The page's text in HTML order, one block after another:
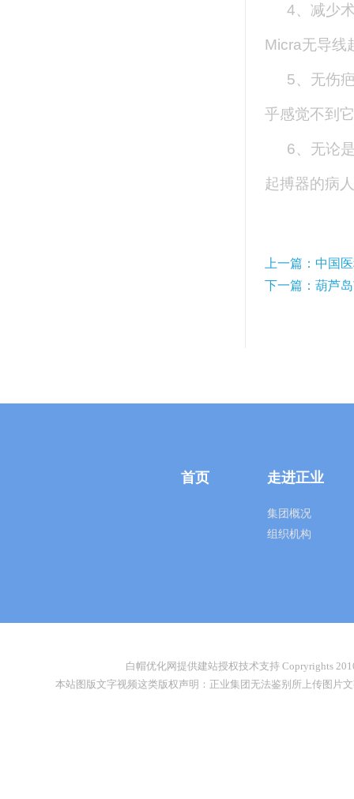
4、减少
Micra无导线
5、无伤
乎感觉不到
6、无论
起搏器的病
上一篇：中国
下一篇：葫芦
首页 走进正业
集团概况
组织机构
白帽优化网提供建站授权技术支持 Copryrights
本站图版文字视频这类版权声明：正业集团无法鉴别所上传图片